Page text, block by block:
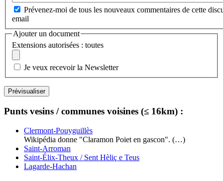
Prévenez-moi de tous les nouveaux commentaires de cette
email
Ajouter un document
Extensions autorisées : toutes
Je veux recevoir la Newsletter
Punts vesins / communes voisines (≤ 16km) :
Clermont-Pouyguillès
Wikipédia donne "Claramon Poiet en gascon". (…)
Saint-Arroman
Saint-Élix-Theux / Sent Hèliç e Teus
Lagarde-Hachan